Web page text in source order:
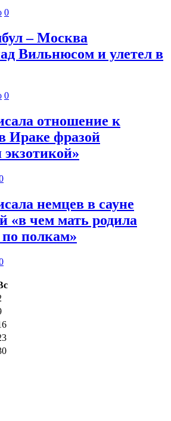
0
– Москва
Вильнюсом и улетел в
0
отношение к
Ираке фразой
немцев в сауне
«в чем мать родила
полкам»